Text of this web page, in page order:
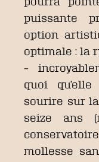
puissante
option
optimale : la
–
quoi
sourire sur la
seize ans
mollesse